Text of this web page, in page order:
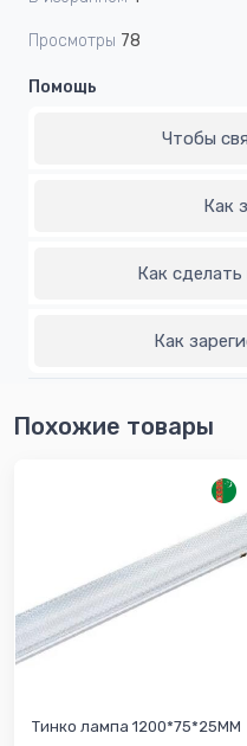
Просмотры 78
Помощь
Чтобы
Как
Как
Как
Похожие товары
Тинко лампа 1200*75*25MM